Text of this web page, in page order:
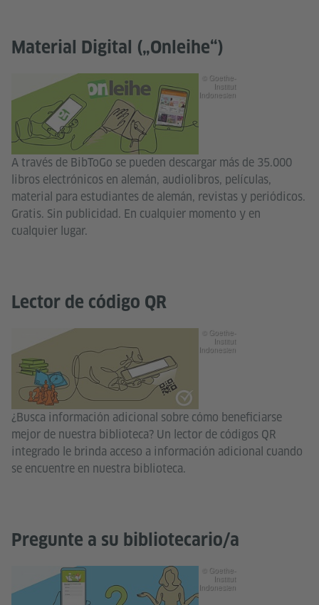
Material Digital („Onleihe“)
© Goethe-
Institut
Indonesien
A través de BibToGo se pueden descargar más de 35.000
libros electrónicos en alemán, audiolibros, películas,
material para estudiantes de alemán, revistas y periódicos.
Gratis. Sin publicidad. En cualquier momento y en
cualquier lugar.
Lector de código QR
© Goethe-
Institut
Indonesien
¿Busca información adicional sobre cómo beneficiarse
mejor de nuestra biblioteca? Un lector de códigos QR
integrado le brinda acceso a información adicional cuando
se encuentre en nuestra biblioteca.
Pregunte a su bibliotecario/a
© Goethe-
Institut
Indonesien